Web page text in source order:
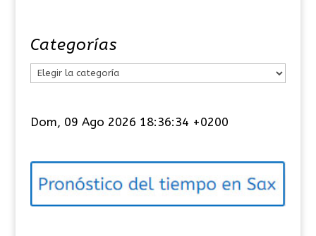
Categorías
e
o
í
Dom, 09 Ago 2026 18:36:34 +0200